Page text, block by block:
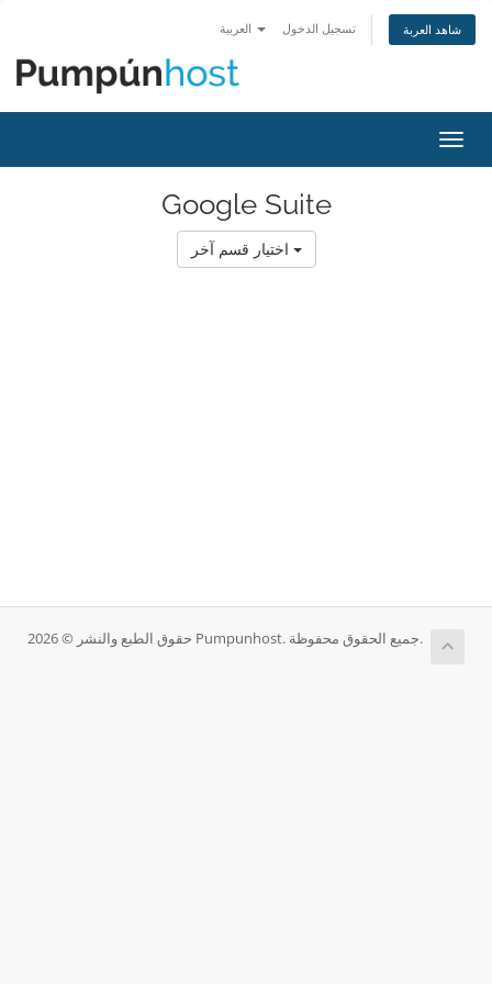
تسجيل الدخول شاهد العربة
تبديل
التنقل
Google Suite
حقوق الطبع والنشر © 2026 Pumpunhost. جميع الحقوق محفوظة.